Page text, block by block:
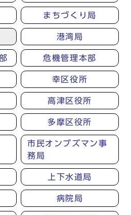
まちづくり局
港湾局
危機管理本部
幸区役所
高津区役所
多摩区役所
市民オンブズマン事
務局
上下水道局
病院局